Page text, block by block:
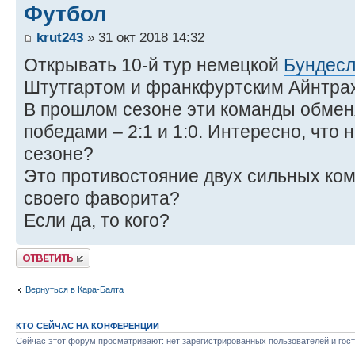
Футбол
krut243 » 31 окт 2018 14:32
Открывать 10-й тур немецкой
Штутгартом и франкфуртским
В прошлом сезоне эти команды
победами – 2:1 и 1:0. Интересно, что
сезоне?
Это противостояние двух сильных
своего фаворита?
Если да, то кого?
Ответить
Вернуться в Кара-Балта
КТО СЕЙЧАС НА КОНФЕРЕНЦИИ
Сейчас этот форум просматривают: нет зарегистрированных пользователей и